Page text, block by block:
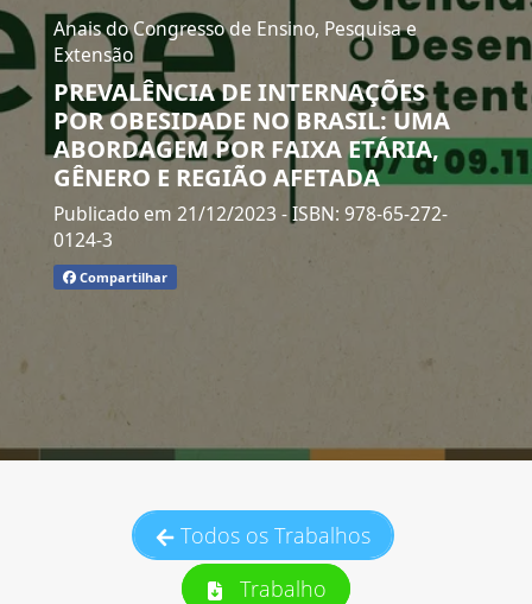
Anais do Congresso de Ensino, Pesquisa e
Extensão
PREVALÊNCIA DE INTERNAÇÕES
POR OBESIDADE NO BRASIL: UMA
ABORDAGEM POR FAIXA ETÁRIA,
GÊNERO E REGIÃO AFETADA
Publicado em 21/12/2023 - ISBN: 978-65-272-
0124-3
Compartilhar
Todos os Trabalhos
Trabalho